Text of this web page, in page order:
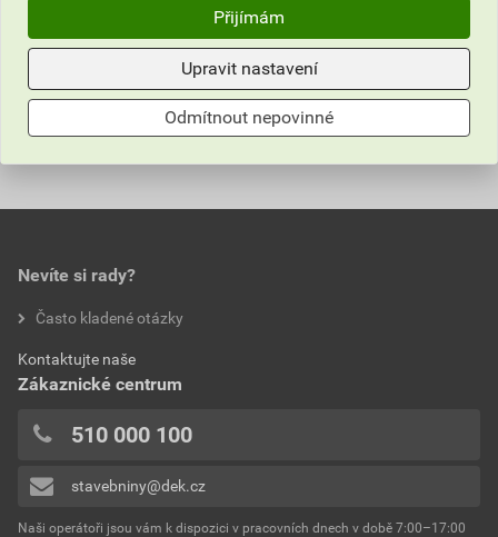
Aktuální prodejní cena po slevě 15% z ceníkové ceny
bez DPH za ks s DPH za ks
Nejnižší prodejní cena v době 30 dnů před
poskytnutím slevy
Aktuální prodejní porovnávací cena po slevě 15% z
ceníkové ceny
bez DPH za kg
ALKORPLUS TOUCH Zálivka bazénová
Stáhnout
PDF
Stáhnout
Technické listy výrobků
Stáhnout
PDF
0,9 kg
výrobce
0,0
hodnotilo 0 uživatelů
Přidávat hodnocení může pouze přihlášený uživatel.
Nevíte si rady?
Často kladené otázky
Kontaktujte naše
Zákaznické centrum
510 000 100
stavebniny@dek.cz
Naši operátoři jsou vám k dispozici v pracovních dnech v době 7:00–17:00
Přijímám
Upravit nastavení
Odmítnout nepovinné